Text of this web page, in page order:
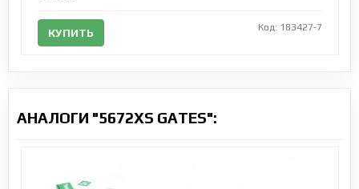
КУПИТЬ Код: 183427-7
АНАЛОГИ "5672XS GATES":